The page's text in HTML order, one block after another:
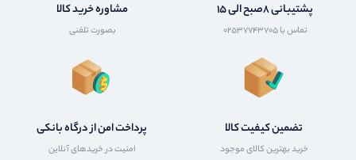
پشتیبانی 8صبح الی 15
تماس با 02537743705
مشاوره خرید کالا
بصورت تلفنی
تضمین کیفیت کالا
خرید بهترین کالای موجود
پرداخت امن از درگاه بانکی
امنیت در خریدهای آنلاین